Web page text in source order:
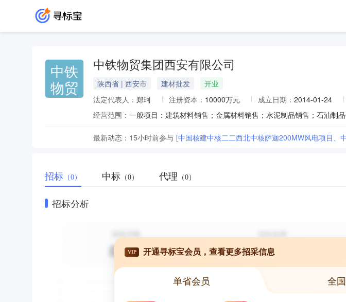
中铁
物贸
中铁物贸集团西安有限公司
陕西省 | 西安市 建材批发
开业
法定代表人： 郑珂 注册资本： 10000万元 成立日期： 2014-01-24
经营范围：
最新动态： 15小时前参与 [中国核建中核二二西北中核萨迦200MW风电项目、
招标 （0） 中标 （0） 代理 （0）
招标分析
VIP 开通寻标宝会员，查看更多招采信息
单省会员 全